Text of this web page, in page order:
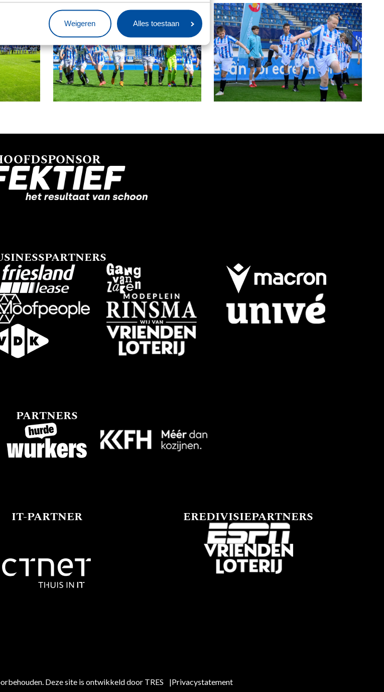
Weigeren Alles toestaan
PARTNERS
IT-PARTNER EREDIVISIEPARTNERS
Deze site is ontwikkeld door TRES Privacystatement